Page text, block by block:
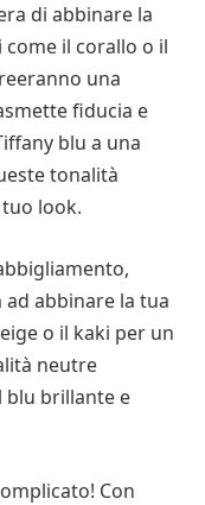
di abbinare la
il corallo o il
una
fiducia e
blu a una
tonalità
look.
abbinare la tua
o il kaki per un
neutre
blu brillante e
Con